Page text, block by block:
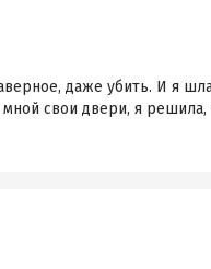
даже убить. И я
свои двери, я решила,